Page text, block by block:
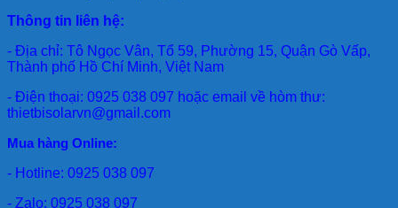
Thông tin liên hệ:
- Địa chỉ: Tô Ngọc Vân, Tổ 59, Phường 15, Quận Gò Vấp,
Thành phố Hồ Chí Minh, Việt Nam
- Điện thoại: 0925 038 097 hoặc email về hòm thư:
thietbisolarvn@gmail.com
Mua hàng Online:
- Hotline: 0925 038 097
- Zalo: 0925 038 097